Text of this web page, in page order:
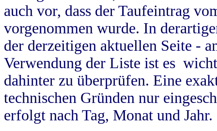
auch vor, dass der Taufeintrag
vorgenommen wurde. In
der derzeitigen aktuellen Seite -
Verwendung der Liste ist es
dahinter zu überprüfen. Eine
technischen Gründen nur
erfolgt nach Tag, Monat und Jahr.